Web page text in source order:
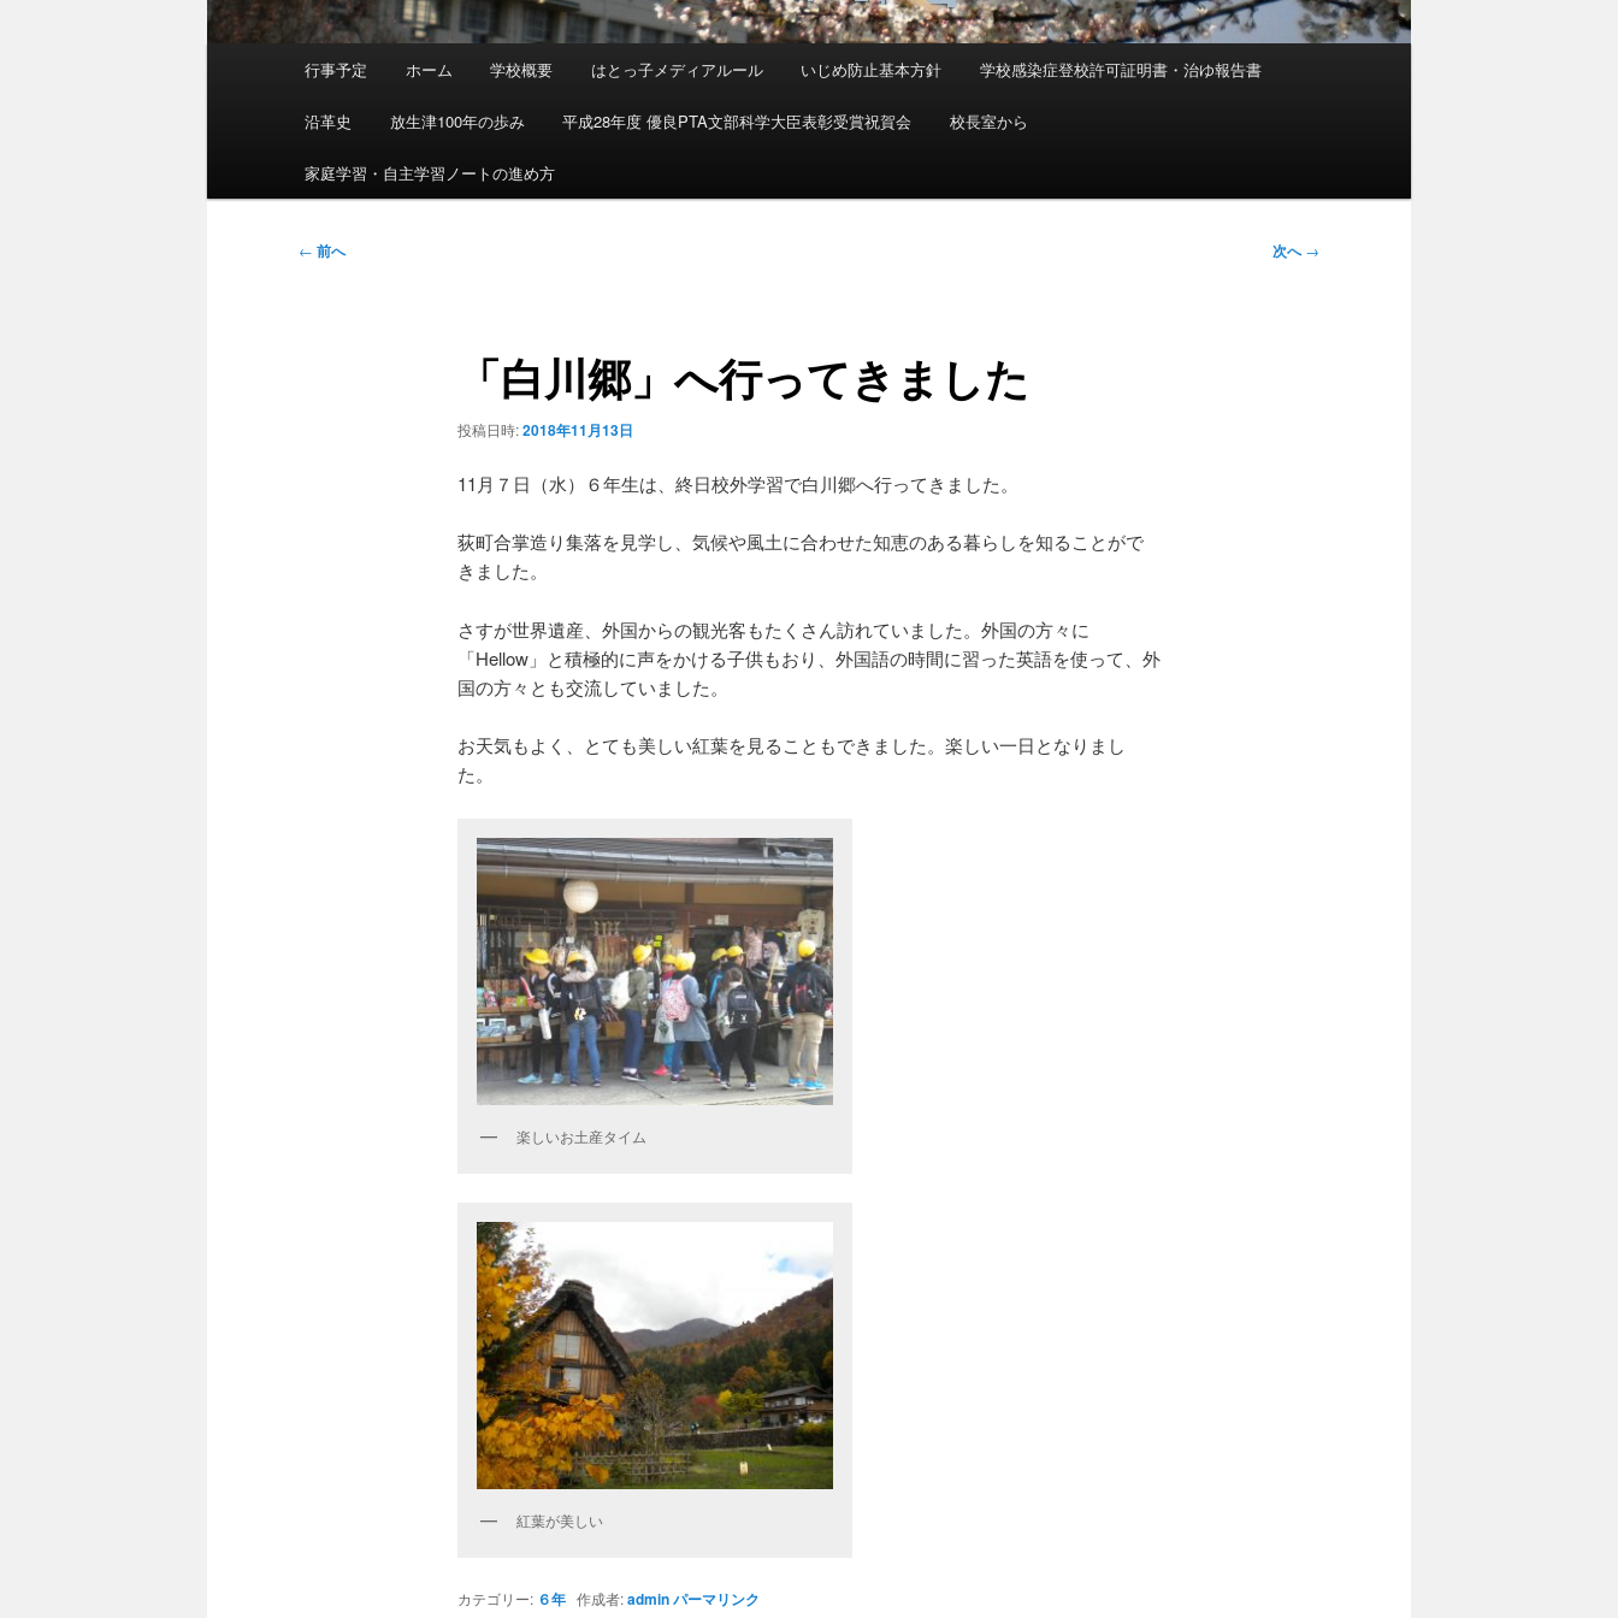
ュ
行事予定 ホーム 学校概要 はとっ子メディアルール いじめ防止基本方針 学校感染症登校許可証明書・治ゆ報告書
沿革史 放生津100年の歩み 平成28年度 優良PTA文部科学大臣表彰受賞祝賀会 校長室から
家庭学習・自主学習ノートの進め方
投
← 前へ 次へ→
「白川郷」へ行ってきました
投稿日時:2018年11月13日
11月７日（水）６年生は、終日校外学習で白川郷へ行ってきました。
荻町合掌造り集落を見学し、気候や風土に合わせた知恵のある暮らしを知ることがで
きました。
さすが世界遺産、外国からの観光客もたくさん訪れていました。外国の方々に
「Hellow」と積極的に声をかける子供もおり、外国語の時間に習った英語を使って、外
国の方々とも交流していました。
お天気もよく、とても美しい紅葉を見ることもできました。楽しい一日となりまし
た。
楽しいお土産タイム
紅葉が美しい
カテゴリー: ６年作成者:adminパーマリンク